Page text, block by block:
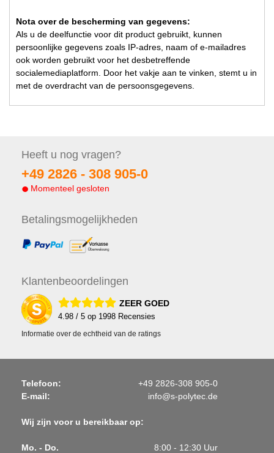
Nota over de bescherming van gegevens:
Als u de deelfunctie voor dit product gebruikt, kunnen
persoonlijke gegevens zoals IP-adres, naam of e-mailadres
ook worden gebruikt voor het desbetreffende
socialemediaplatform. Door het vakje aan te vinken, stemt u in
met de overdracht van de persoonsgegevens.
Heeft u nog vragen?
+49 2826 - 308 905-0
Momenteel gesloten
Betalingsmogelijkheden
Klantenbeoordelingen
ZEER GOED
4.98 / 5 op 1998 Recensies
Informatie over de echtheid van de ratings
Telefoon:
+49 2826-308 905-0
E-mail:
info@s-polytec.de
Wij zijn voor u bereikbaar op:
Mo. - Do.
8:00 - 12:30 Uur